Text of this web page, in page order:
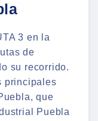
3 en la
de
su recorrido.
principales
que
Puebla